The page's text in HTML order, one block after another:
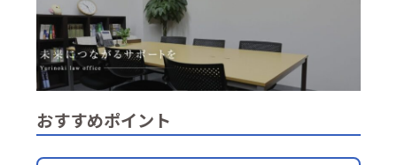
おすすめポイント